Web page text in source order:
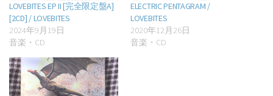
LOVEBITES EP II [完全限定盤A]
[2CD] / LOVEBITES
2024年9月19日
音楽・CD
ELECTRIC PENTAGRAM /
LOVEBITES
2020年12月26日
音楽・CD